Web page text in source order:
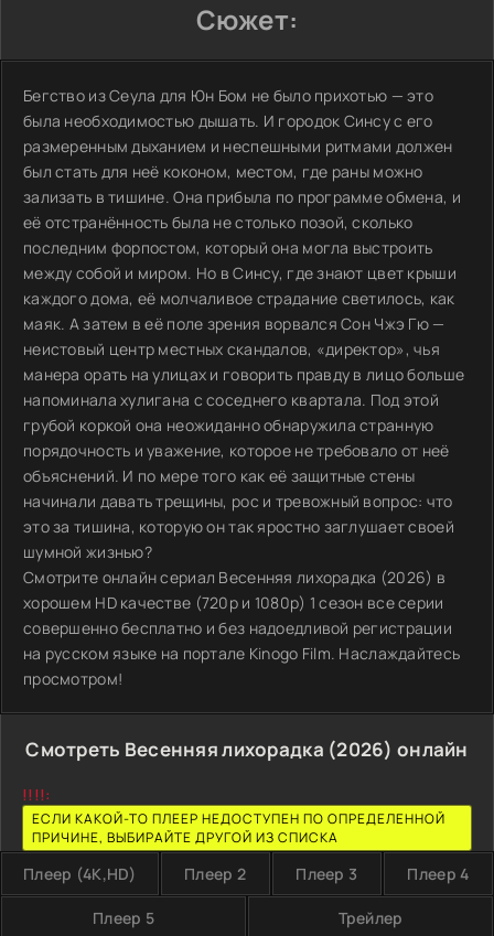
Сюжет:
Бегство из Сеула для Юн Бом не было прихотью — это
была необходимостью дышать. И городок Синсу с его
размеренным дыханием и неспешными ритмами должен
был стать для неё коконом, местом, где раны можно
зализать в тишине. Она прибыла по программе обмена, и
её отстранённость была не столько позой, сколько
последним форпостом, который она могла выстроить
между собой и миром. Но в Синсу, где знают цвет крыши
каждого дома, её молчаливое страдание светилось, как
маяк. А затем в её поле зрения ворвался Сон Чжэ Гю —
неистовый центр местных скандалов, «директор», чья
манера орать на улицах и говорить правду в лицо больше
напоминала хулигана с соседнего квартала. Под этой
грубой коркой она неожиданно обнаружила странную
порядочность и уважение, которое не требовало от неё
объяснений. И по мере того как её защитные стены
начинали давать трещины, рос и тревожный вопрос: что
это за тишина, которую он так яростно заглушает своей
шумной жизнью?
Смотрите онлайн сериал Весенняя лихорадка (2026) в
хорошем HD качестве (720p и 1080p) 1 сезон все серии
совершенно бесплатно и без надоедливой регистрации
на русском языке на портале Kinogo Film. Наслаждайтесь
просмотром!
Смотреть Весенняя лихорадка (2026) онлайн
!!!!:
ЕСЛИ КАКОЙ-ТО ПЛЕЕР НЕДОСТУПЕН ПО ОПРЕДЕЛЕННОЙ
ПРИЧИНЕ, ВЫБИРАЙТЕ ДРУГОЙ ИЗ СПИСКА
Плеер (4K,HD) Плеер 2 Плеер 3 Плеер 4
Плеер 5 Трейлер